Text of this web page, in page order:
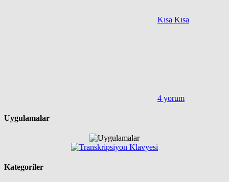
Kısa Kısa
4 yorum
Uygulamalar
Kategoriler